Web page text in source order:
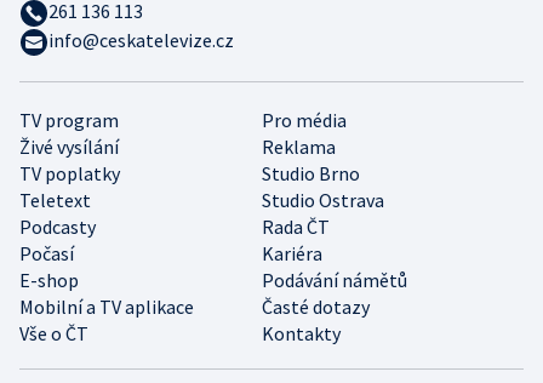
TV program
Pro média
Živé vysílání
Reklama
TV poplatky
Studio Brno
Teletext
Studio Ostrava
Podcasty
Rada ČT
Počasí
Kariéra
E-shop
Podávání námětů
Mobilní a TV aplikace
Časté dotazy
Vše o ČT
Kontakty
261 136 113
info@ceskatelevize.cz